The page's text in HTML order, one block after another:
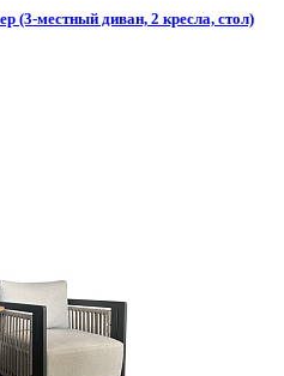
(3-местный диван, 2 кресла, стол)